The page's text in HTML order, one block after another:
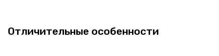
Отличительные особенности